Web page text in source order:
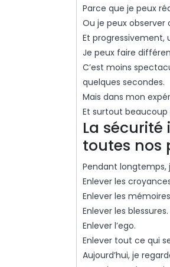
Parce que je peux
Ou je peux observer
Et progressivement,
Je peux faire
C’est moins
quelques secondes.
Mais dans mon
Et surtout beaucoup
La
toutes nos
Pendant longtemps,
Enlever les
Enlever les
Enlever les blessures.
Enlever l’ego.
Enlever tout ce qui
Aujourd’hui, je